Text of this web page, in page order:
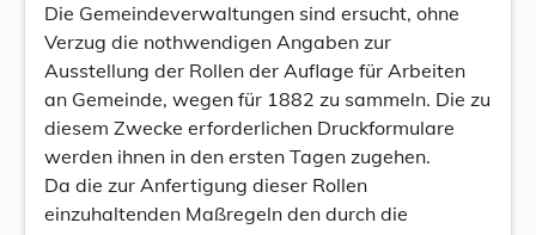
Die Gemeindeverwaltungen sind ersucht, ohne
Verzug die nothwendigen Angaben zur
Ausstellung der Rollen der Auflage für Arbeiten
an Gemeinde, wegen für 1882 zu sammeln. Die zu
diesem Zwecke erforderlichen Druckformulare
werden ihnen in den ersten Tagen zugehen.
Da die zur Anfertigung dieser Rollen
einzuhaltenden Maßregeln den durch die